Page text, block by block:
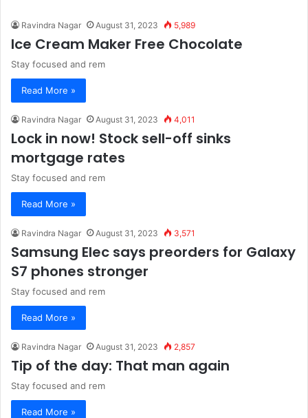
Ravindra Nagar August 31, 2023 5,989
Ice Cream Maker Free Chocolate
Stay focused and rem
Read More »
Ravindra Nagar August 31, 2023 4,011
Lock in now! Stock sell-off sinks
mortgage rates
Stay focused and rem
Read More »
Ravindra Nagar August 31, 2023 3,571
Samsung Elec says preorders for Galaxy
S7 phones stronger
Stay focused and rem
Read More »
Ravindra Nagar August 31, 2023 2,857
Tip of the day: That man again
Stay focused and rem
Read More »